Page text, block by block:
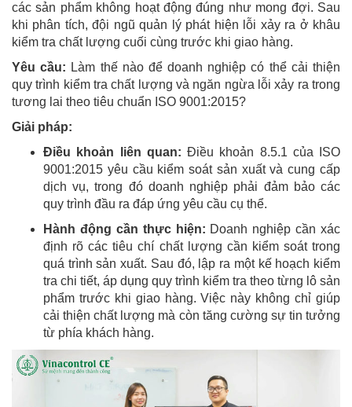
các sản phẩm không hoạt động đúng như mong đợi. Sau
khi phân tích, đội ngũ quản lý phát hiện lỗi xảy ra ở khâu
kiểm tra chất lượng cuối cùng trước khi giao hàng.
Yêu cầu: Làm thế nào để doanh nghiệp có thể cải thiện
quy trình kiểm tra chất lượng và ngăn ngừa lỗi xảy ra trong
tương lai theo tiêu chuẩn ISO 9001:2015?
Giải pháp:
Điều khoản liên quan: Điều khoản 8.5.1 của ISO
9001:2015 yêu cầu kiểm soát sản xuất và cung cấp
dịch vụ, trong đó doanh nghiệp phải đảm bảo các
quy trình đầu ra đáp ứng yêu cầu cụ thể.
Hành động cần thực hiện: Doanh nghiệp cần xác
định rõ các tiêu chí chất lượng cần kiểm soát trong
quá trình sản xuất. Sau đó, lập ra một kế hoạch kiểm
tra chi tiết, áp dụng quy trình kiểm tra theo từng lô sản
phẩm trước khi giao hàng. Việc này không chỉ giúp
cải thiện chất lượng mà còn tăng cường sự tin tưởng
từ phía khách hàng.